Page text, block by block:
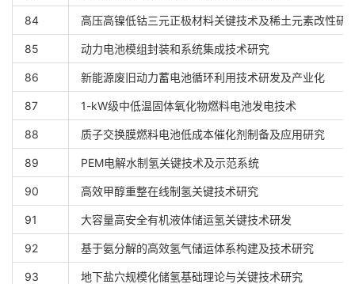
84 高压高镍低钴三元正极材料关键技术及稀土元素改性研
85 动力电池模组封装和系统集成技术研究
86 新能源废旧动力蓄电池循环利用技术研发及产业化
87 1-kW级中低温固体氧化物燃料电池发电技术
88 质子交换膜燃料电池低成本催化剂制备及应用研究
89 PEM电解水制氢关键技术及示范系统
90 高效甲醇重整在线制氢关键技术研究
91 大容量高安全有机液体储运氢关键技术研发
92 基于氨分解的高效氢气储运体系构建及技术研究
93 地下盐穴规模化储氢基础理论与关键技术研究